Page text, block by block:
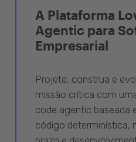
A Plataforma
Agentic para
Empresarial
Projete, construa e
missão crítica com
code agentic baseada
código determinística,